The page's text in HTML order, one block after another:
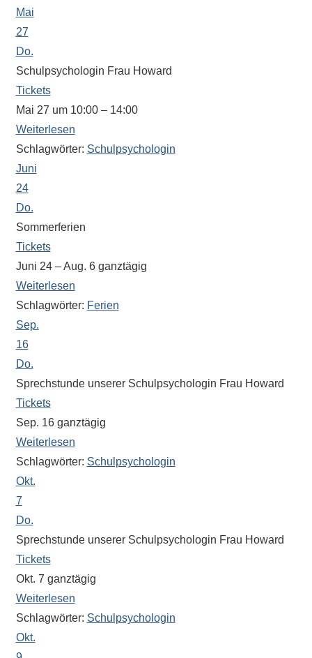
Sie
einmal
finden,
stehen
am
Ende
jeder
Seite
verschiedene
Möglichkeiten
der
Suche
zur
Mai
27
Do.
Schulpsychologin Frau Howard
Tickets
Mai 27 um 10:00 – 14:00
Weiterlesen
Schlagwörter: Schulpsychologin
Juni
24
Do.
Sommerferien
Tickets
Juni 24 – Aug. 6 ganztägig
Weiterlesen
Schlagwörter: Ferien
Sep.
16
Do.
Sprechstunde unserer Schulpsychologin Frau Howard
Tickets
Sep. 16 ganztägig
Weiterlesen
Schlagwörter: Schulpsychologin
Okt.
7
Do.
Sprechstunde unserer Schulpsychologin Frau Howard
Tickets
Okt. 7 ganztägig
Weiterlesen
Schlagwörter: Schulpsychologin
Okt.